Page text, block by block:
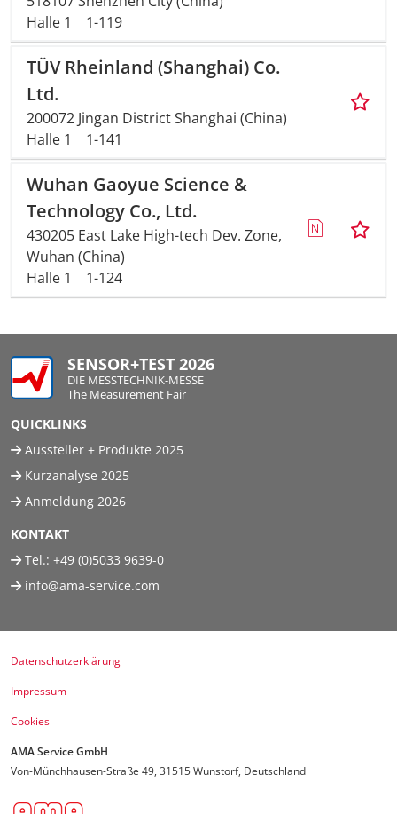
Halle 1
1-119
TÜV Rheinland (Shanghai) Co.
Ltd.
200072 Jingan District Shanghai (China)
Halle 1
1-141
Wuhan Gaoyue Science &
Technology Co., Ltd.
430205 East Lake High-tech Dev. Zone,
Wuhan (China)
Halle 1
1-124
SENSOR+TEST 2026
DIE MESSTECHNIK-MESSE
The Measurement Fair
QUICKLINKS
Aussteller + Produkte 2025
Kurzanalyse 2025
Anmeldung 2026
KONTAKT
Tel.: +49 (0)5033 9639-0
info@ama-service.com
Datenschutzerklärung
Impressum
Cookies
AMA Service GmbH
Von-Münchhausen-Straße 49, 31515 Wunstorf, Deutschland